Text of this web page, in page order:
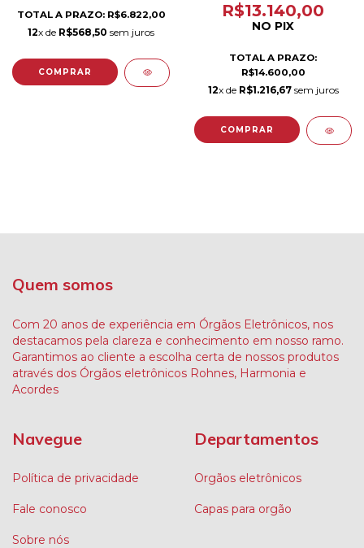
TOTAL A PRAZO: R$6.822,00
12x de R$568,50 sem juros
R$13.140,00
NO PIX
TOTAL A PRAZO:
R$14.600,00
12x de R$1.216,67sem juros
Quem somos
Com 20 anos de experiência em Órgãos Eletrônicos, nos
destacamos pela clareza e conhecimento em nosso ramo.
Garantimos ao cliente a escolha certa de nossos produtos
através dos Órgãos eletrônicos Rohnes, Harmonia e
Acordes
Navegue
Política de privacidade
Fale conosco
Sobre nós
Departamentos
Orgãos eletrônicos
Capas para orgão